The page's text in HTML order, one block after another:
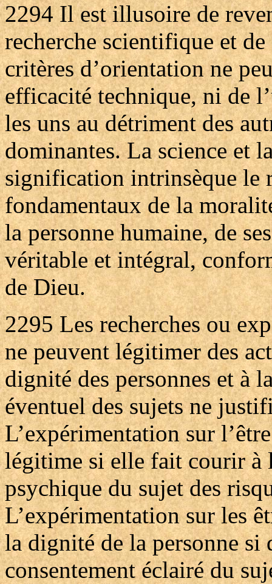
2294 Il est illusoire de
recherche scientifique et
critères d’orientation ne
efficacité technique, ni de
les uns au détriment des
dominantes. La science et
signification intrinsèque le
fondamentaux de la
la personne humaine, de
véritable et intégral,
de Dieu.
2295 Les recherches ou
ne peuvent légitimer des
dignité des personnes et à
éventuel des sujets ne
L’expérimentation sur
légitime si elle fait courir à
psychique du sujet des
L’expérimentation sur les
la dignité de la personne si
consentement éclairé du